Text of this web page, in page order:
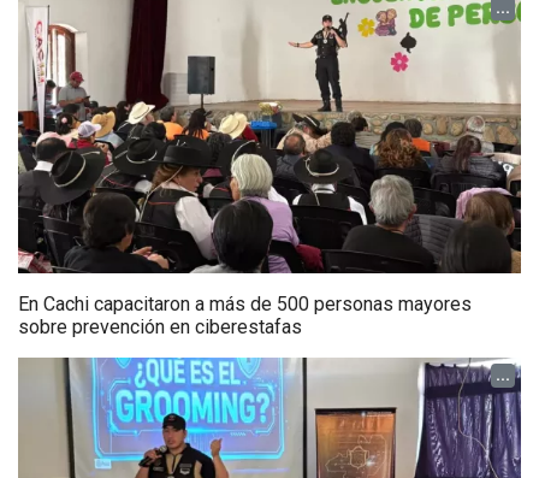
...
En Cachi capacitaron a más de 500 personas mayores
sobre prevención en ciberestafas
...